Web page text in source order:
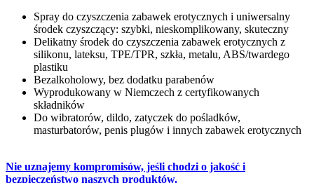
Spray do czyszczenia zabawek erotycznych i uniwersalny
środek czyszczący: szybki, nieskomplikowany, skuteczny
Delikatny środek do czyszczenia zabawek erotycznych z
silikonu, lateksu, TPE/TPR, szkła, metalu, ABS/twardego
plastiku
Bezalkoholowy, bez dodatku parabenów
Wyprodukowany w Niemczech z certyfikowanych
składników
Do wibratorów, dildo, zatyczek do pośladków,
masturbatorów, penis plugów i innych zabawek erotycznych
Nie uznajemy kompromisów, jeśli chodzi o jakość i
bezpieczeństwo naszych produktów.